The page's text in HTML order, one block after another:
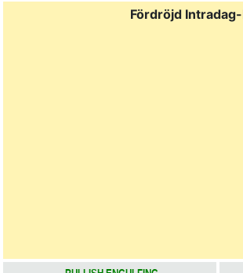
Fördröjd